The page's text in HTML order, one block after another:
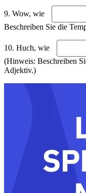
9. Wow, wie
Beschreiben Sie die
10. Huch, wie
(Hinweis: Beschreiben
Adjektiv.)